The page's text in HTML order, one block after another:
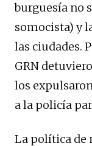
burguesía no
somocista) y
las ciudades.
GRN
los
a la policía
La política de